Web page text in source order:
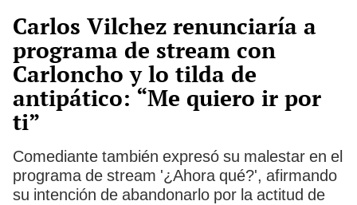
Carlos Vilchez renunciaría a
programa de stream con
Carloncho y lo tilda de
antipático: “Me quiero ir por
ti”
Comediante también expresó su malestar en el
programa de stream '¿Ahora qué?', afirmando
su intención de abandonarlo por la actitud de